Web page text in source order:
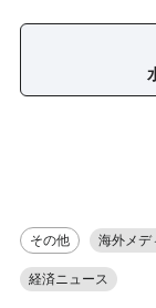
その他 海外メデ
経済ニュース